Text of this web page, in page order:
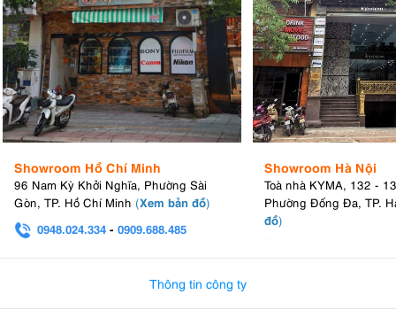
Showroom Hồ Chí Minh
96 Nam Kỳ Khởi Nghĩa, Phường Sài
Gòn, TP. Hồ Chí Minh (Xem bản đồ)
0948.024.334 - 0909.688.485
Showroom Hà Nội
Toà nhà KYMA, 132 -
Phường Đống Đa, TP.
đồ)
Thông tin công ty